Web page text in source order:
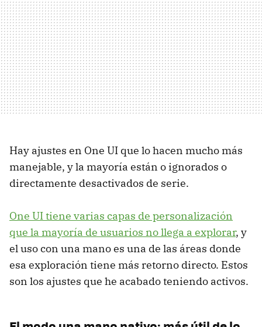
Hay ajustes en One UI que lo hacen mucho más
manejable, y la mayoría están o ignorados o
directamente desactivados de serie.
One UI tiene varias capas de personalización
que la mayoría de usuarios no llega a explorar, y
el uso con una mano es una de las áreas donde
esa exploración tiene más retorno directo. Estos
son los ajustes que he acabado teniendo activos.